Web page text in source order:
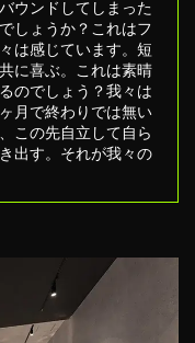
ウンドしてしまった
しょうか？これはフ
は感じています。短
に喜ぶ。これは素晴
のでしょう？我々は
月で終わりでは無い
この先自立して自ら
出す。それが我々の